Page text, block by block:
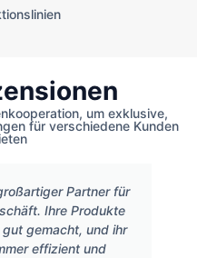
um exklusive,
für verschiedene Kunden
Partner für
Ihre Produkte
gemacht, und ihr
effizient und